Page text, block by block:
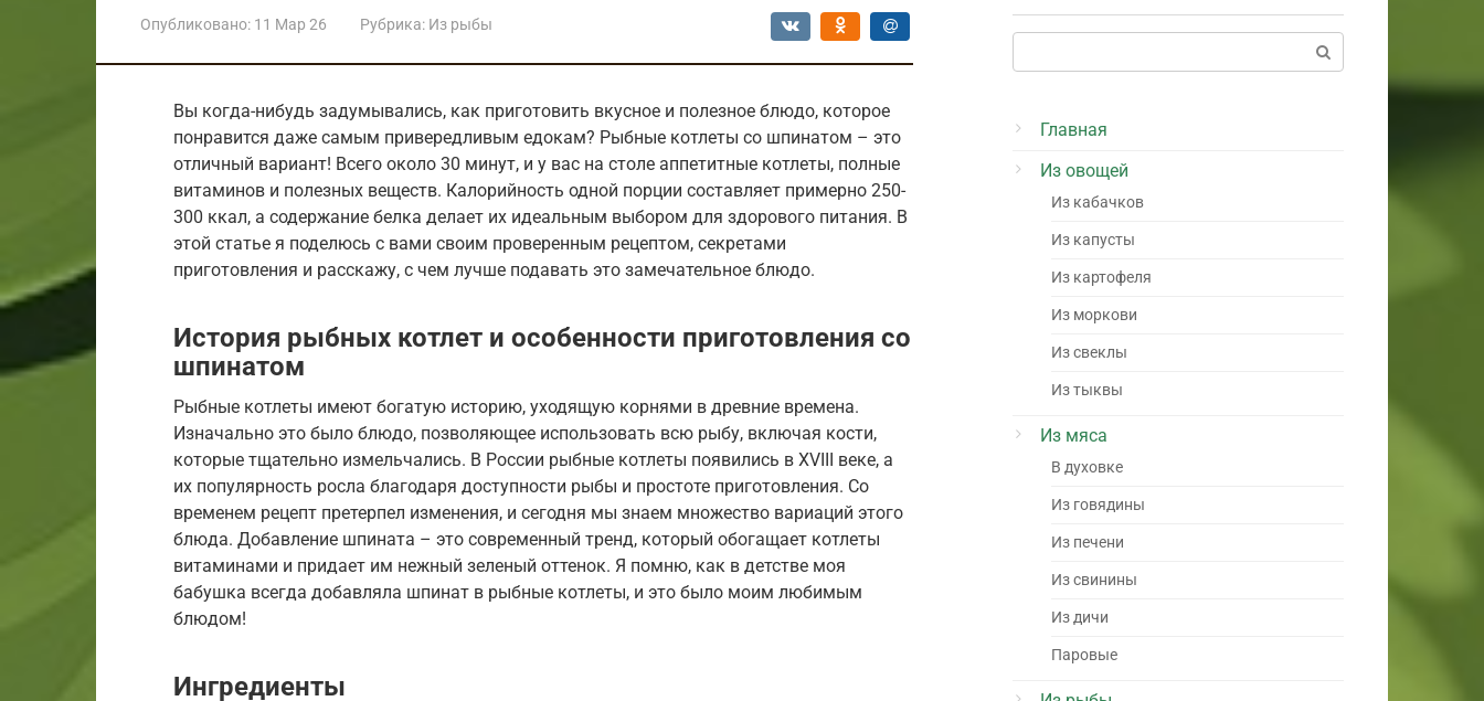
Опубликовано: 11 Мар 26 Рубрика: Из рыбы
Вы когда-нибудь задумывались, как приготовить вкусное и полезное блюдо, которое
понравится даже самым привередливым едокам? Рыбные котлеты со шпинатом – это
отличный вариант! Всего около 30 минут, и у вас на столе аппетитные котлеты, полные
витаминов и полезных веществ. Калорийность одной порции составляет примерно 250-
300 ккал, а содержание белка делает их идеальным выбором для здорового питания. В
этой статье я поделюсь с вами своим проверенным рецептом, секретами
приготовления и расскажу, с чем лучше подавать это замечательное блюдо.
История рыбных котлет и особенности приготовления со
шпинатом
Рыбные котлеты имеют богатую историю, уходящую корнями в древние времена.
Изначально это было блюдо, позволяющее использовать всю рыбу, включая кости,
которые тщательно измельчались. В России рыбные котлеты появились в XVIII веке, а
их популярность росла благодаря доступности рыбы и простоте приготовления. Со
временем рецепт претерпел изменения, и сегодня мы знаем множество вариаций этого
блюда. Добавление шпината – это современный тренд, который обогащает котлеты
витаминами и придает им нежный зеленый оттенок. Я помню, как в детстве моя
бабушка всегда добавляла шпинат в рыбные котлеты, и это было моим любимым
блюдом!
Ингредиенты
Главная
Из овощей
Из кабачков
Из капусты
Из картофеля
Из моркови
Из свеклы
Из тыквы
Из мяса
В духовке
Из говядины
Из печени
Из свинины
Из дичи
Паровые